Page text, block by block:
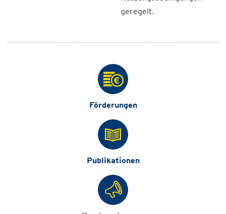
geregelt.
Förderungen
Publikationen